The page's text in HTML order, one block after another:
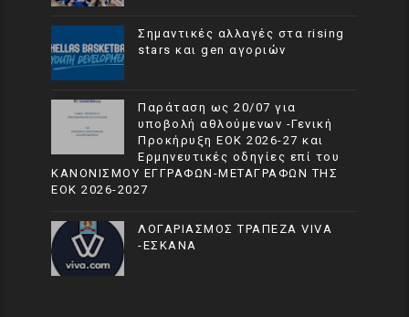
Σημαντικές αλλαγές στα rising
stars και gen αγοριών
Παράταση ως 20/07 για
υποβολή αθλούμενων -Γενική
Προκήρυξη ΕΟΚ 2026-27 και
Ερμηνευτικές οδηγίες επί του
ΚΑΝΟΝΙΣΜΟΥ ΕΓΓΡΑΦΩΝ-ΜΕΤΑΓΡΑΦΩΝ ΤΗΣ
ΕΟΚ 2026-2027
ΛΟΓΑΡΙΑΣΜΟΣ ΤΡΑΠΕΖΑ VIVA
-ΕΣΚΑΝΑ